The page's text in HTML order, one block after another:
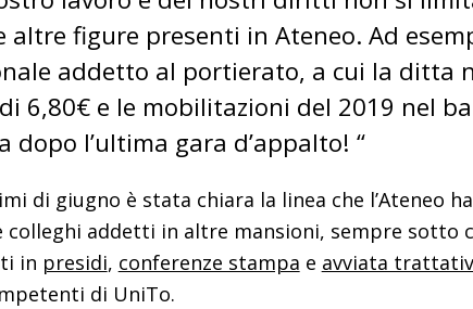
altre figure presenti in Ateneo. Ad
addetto al portierato, a cui la ditta
6,80€ e le mobilitazioni del 2019 nel
dopo l’ultima gara d’appalto! “
di giugno è stata chiara la linea che l’Ateneo
colleghi addetti in altre mansioni, sempre
in presidi, conferenze stampa e avviata
di UniTo.